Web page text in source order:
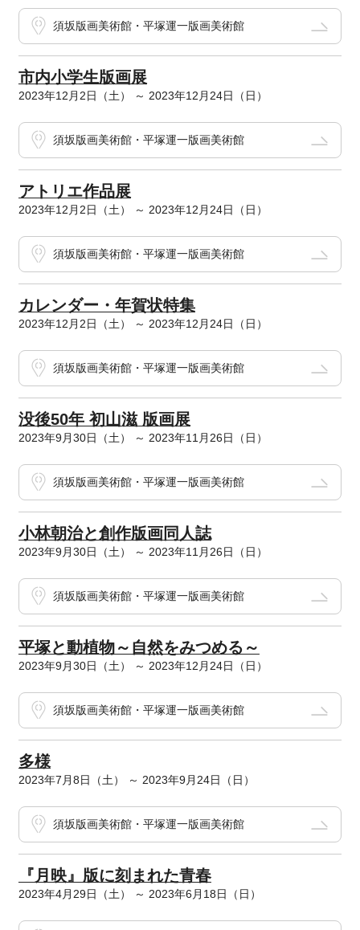
須坂版画美術館・平塚運一版画美術館
市内小学生版画展
2023年12月2日（土） ～ 2023年12月24日（日）
須坂版画美術館・平塚運一版画美術館
アトリエ作品展
2023年12月2日（土） ～ 2023年12月24日（日）
須坂版画美術館・平塚運一版画美術館
カレンダー・年賀状特集
2023年12月2日（土） ～ 2023年12月24日（日）
須坂版画美術館・平塚運一版画美術館
没後50年 初山滋 版画展
2023年9月30日（土） ～ 2023年11月26日（日）
須坂版画美術館・平塚運一版画美術館
小林朝治と創作版画同人誌
2023年9月30日（土） ～ 2023年11月26日（日）
須坂版画美術館・平塚運一版画美術館
平塚と動植物～自然をみつめる～
2023年9月30日（土） ～ 2023年12月24日（日）
須坂版画美術館・平塚運一版画美術館
多様
2023年7月8日（土） ～ 2023年9月24日（日）
須坂版画美術館・平塚運一版画美術館
『月映』版に刻まれた青春
2023年4月29日（土） ～ 2023年6月18日（日）